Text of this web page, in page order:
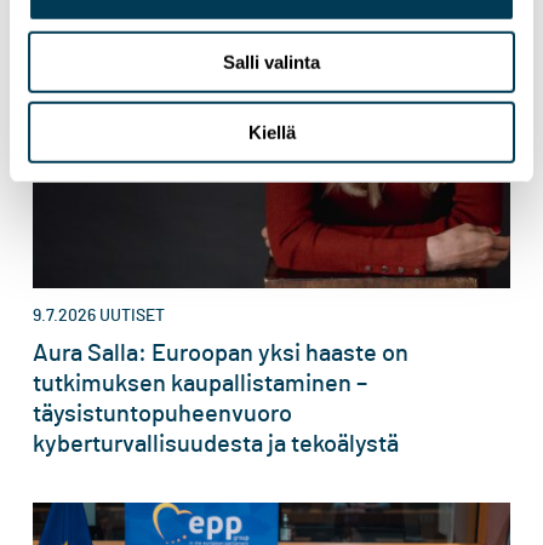
Salli valinta
Kiellä
9.7.2026 UUTISET
Aura Salla: Euroopan yksi haaste on
tutkimuksen kaupallistaminen –
täysistuntopuheenvuoro
kyberturvallisuudesta ja tekoälystä